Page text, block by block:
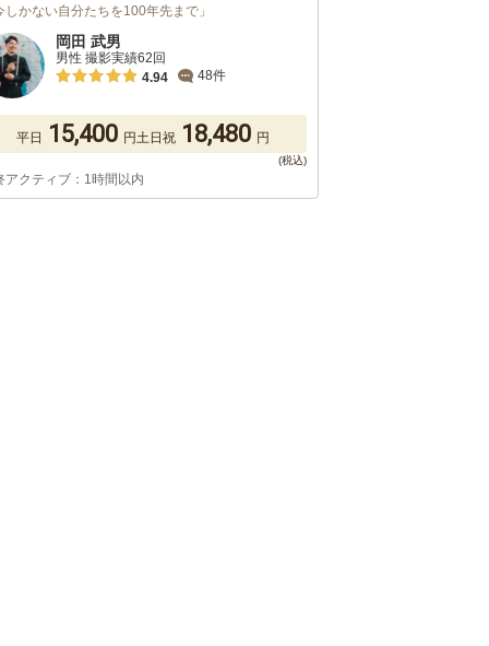
しかない自分たちを100年先まで」
岡田 武男
男性 撮影実績62回
4.94
48件
平日 15,400 円土日祝 18,480 円
アクティブ：1時間以内